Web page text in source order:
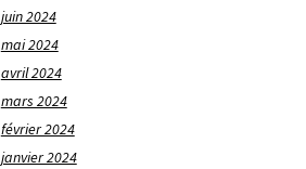
juin 2024
mai 2024
avril 2024
mars 2024
février 2024
janvier 2024